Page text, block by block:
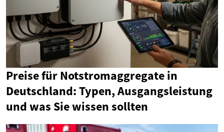
Preise für Notstromaggregate in
Deutschland: Typen, Ausgangsleistung
und was Sie wissen sollten